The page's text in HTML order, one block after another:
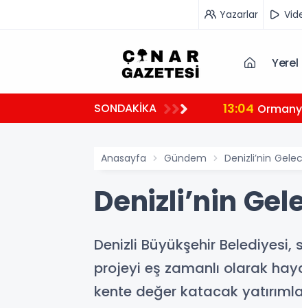
Yazarlar
SONDAKİKA 13:04
Anasayfa Gündem Denizli’nin
Denizli’nin
Denizli Büyükşehir
projeyi eş zamanlı olarak
kente değer katacak